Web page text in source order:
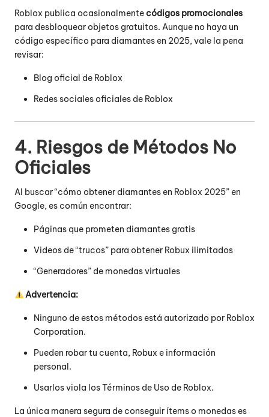
Roblox publica ocasionalmentecódigos promocionales
para desbloquear objetos gratuitos. Aunque no haya un
código específico para diamantes en 2025, vale la pena
revisar:
Blog oficial de Roblox
Redes sociales oficiales de Roblox
4. Riesgos de Métodos No
Oficiales
Al buscar “cómo obtener diamantes en Roblox 2025” en
Google, es común encontrar:
Páginas que prometen diamantes gratis
Videos de “trucos” para obtener Robux ilimitados
“Generadores” de monedas virtuales
Advertencia:
Ninguno de estos métodos está autorizado por Roblox
Corporation.
Pueden robar tu cuenta, Robux e información
personal.
Usarlos viola losTérminos de Uso de Roblox.
La única manera segura de conseguir ítems o monedas es